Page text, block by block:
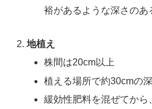
裕があるような深さのあ
地植え
株間は20cm以上
植える場所で約30cmの
緩効性肥料を混ぜてか